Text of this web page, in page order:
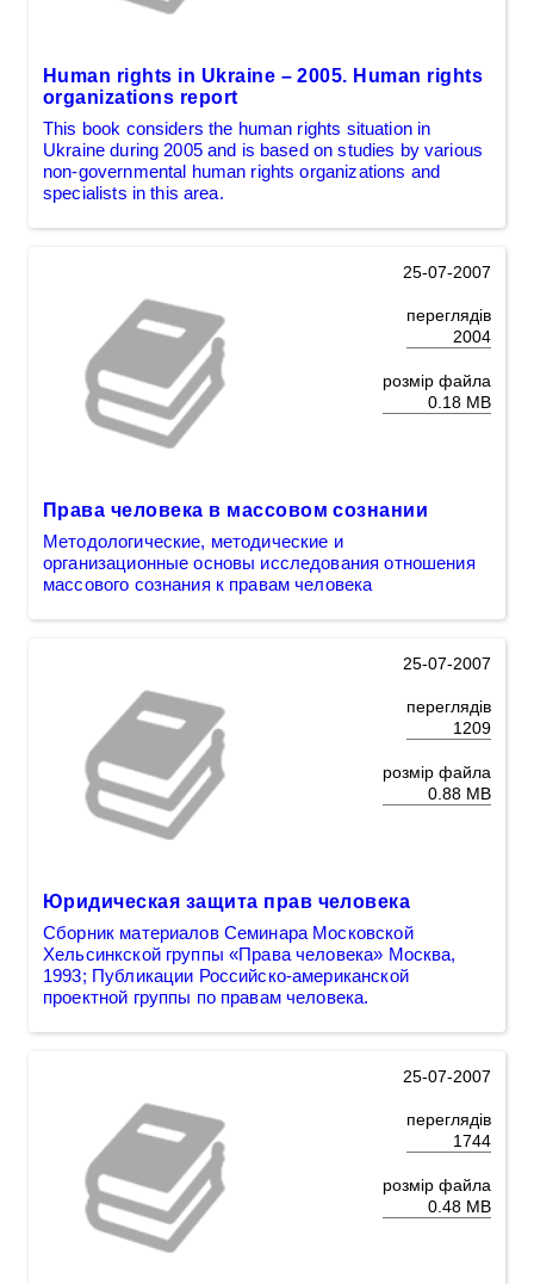
Human rights in Ukraine – 2005. Human rights
organizations report
This book considers the human rights situation in
Ukraine during 2005 and is based on studies by various
non-governmental human rights organizations and
specialists in this area.
25-07-2007
переглядів
2004
розмір файла
0.18 MB
Права человека в массовом сознании
Методологические, методические и
организационные основы исследования отношения
массового сознания к правам человека
25-07-2007
переглядів
1209
розмір файла
0.88 MB
Юридическая защита прав человека
Сборник материалов Семинара Московской
Хельсинкской группы «Права человека» Москва,
1993; Публикации Российско-американской
проектной группы по правам человека.
25-07-2007
переглядів
1744
розмір файла
0.48 MB